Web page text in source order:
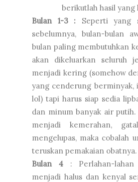
berikutlah hasil yang
Bulan 1-3 : Seperti yang
sebelumnya, bulan-bulan
bulan paling membutuhkan
akan dikeluarkan seluruh
menjadi kering (somehow
yang cenderung berminyak,
lol) tapi harus siap sedia
dan minum banyak air putih.
menjadi kemerahan,
mengelupas, maka cobalah
teruskan pemakaian obatnya.
Bulan 4: Perlahan-lahan
menjadi halus dan kenyal